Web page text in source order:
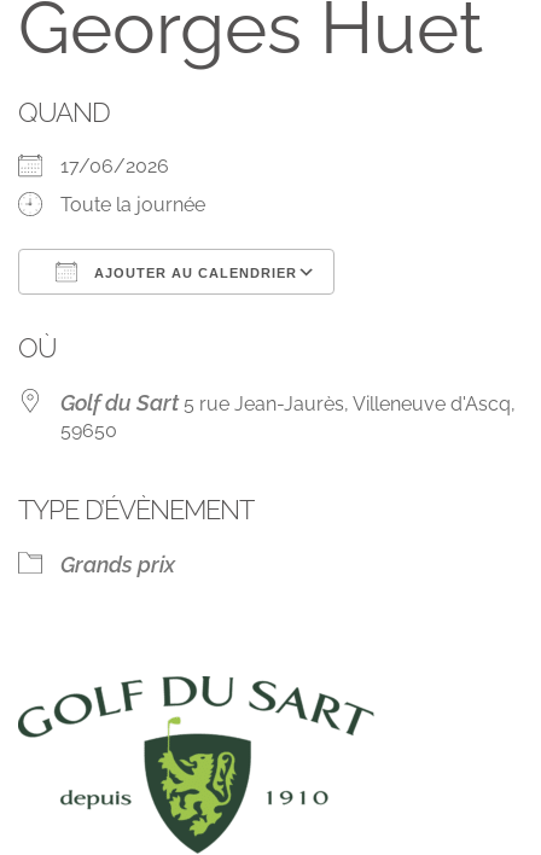
Georges Huet
QUAND
17/06/2026
Toute la journée
AJOUTER AU CALENDRIER
OÙ
Golf du Sart5 rue Jean-Jaurès, Villeneuve d'Ascq,
59650
TYPE D’ÉVÈNEMENT
Grands prix